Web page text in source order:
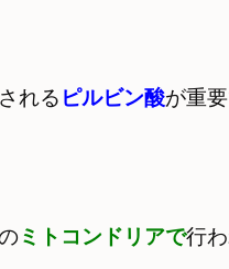
れる ピルビン酸が重
ミトコンドリアで行